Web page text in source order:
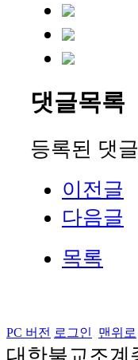
댓글목록
등록된 댓
이전글
다음글
목록
PC 버전 로그인 맨위로